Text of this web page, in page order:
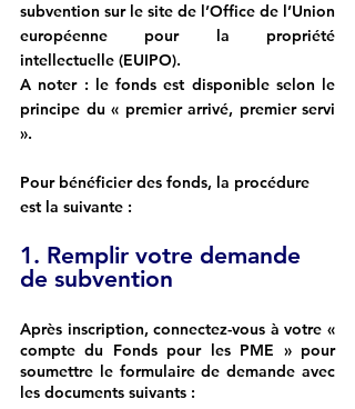
subvention sur le site de l’Office de l’Union
européenne pour la propriété
intellectuelle (EUIPO).
A noter : le fonds est disponible selon le
principe du « premier arrivé, premier servi
».
Pour bénéficier des fonds, la procédure
est la suivante :
1. Remplir votre demande
de subvention
Après inscription, connectez-vous à votre «
compte du Fonds pour les PME » pour
soumettre le formulaire de demande avec
les documents suivants :